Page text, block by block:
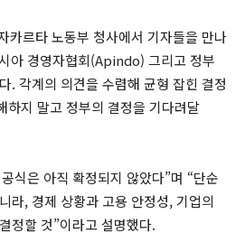
카르타 노동부 청사에서 기자들을 만나
아 경영자협회(Apindo) 그리고 정부
. 각계의 의견을 수렴해 균형 잡힌 결정
하지 말고 정부의 결정을 기다려달
식은 아직 확정되지 않았다”며 “단순
라, 경제 상황과 고용 안정성, 기업의
정할 것”이라고 설명했다.